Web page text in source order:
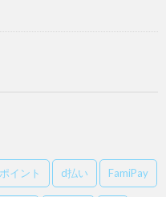
イント d払い FamiPay